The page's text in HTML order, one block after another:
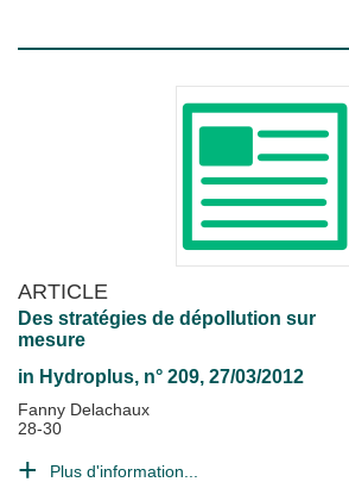
ARTICLE
Des stratégies de dépollution sur
mesure
in Hydroplus, n° 209, 27/03/2012
Fanny Delachaux
28-30
Plus d'information...